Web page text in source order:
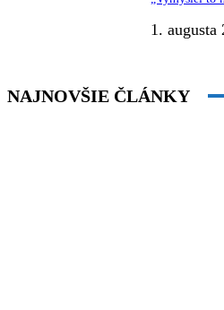
1. augusta
NAJNOVŠIE ČLÁNKY